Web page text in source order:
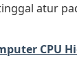
atur
CPU